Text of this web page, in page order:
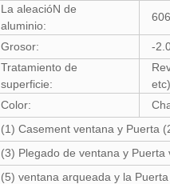
La aleacióN de
aluminio:
Grosor:
-
Tratamiento de
superficie:
Color:
(1) Casement ventana y Puerta
(3) Plegado de ventana y Puerta
(5) ventana arqueada y la